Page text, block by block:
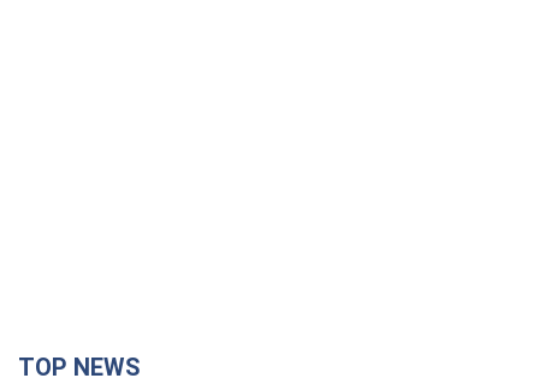
TOP NEWS